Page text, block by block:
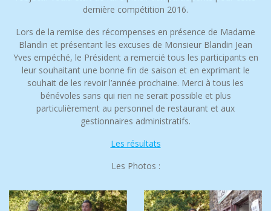
dernière compétition 2016.
Lors de la remise des récompenses en présence de Madame
Blandin et présentant les excuses de Monsieur Blandin Jean
Yves empéché, le Président a remercié tous les participants en
leur souhaitant une bonne fin de saison et en exprimant le
souhait de les revoir l’année prochaine. Merci à tous les
bénévoles sans qui rien ne serait possible et plus
particulièrement au personnel de restaurant et aux
gestionnaires administratifs.
Les résultats
Les Photos :